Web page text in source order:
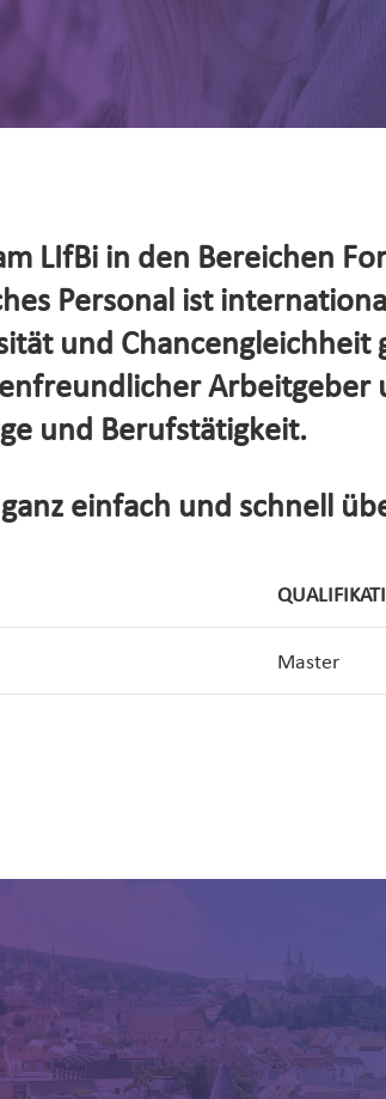
LIfBi in den Bereichen
Personal ist
und Chancengleichheit
Arbeitgeber
und Berufstätigkeit.
einfach und schnell
Master